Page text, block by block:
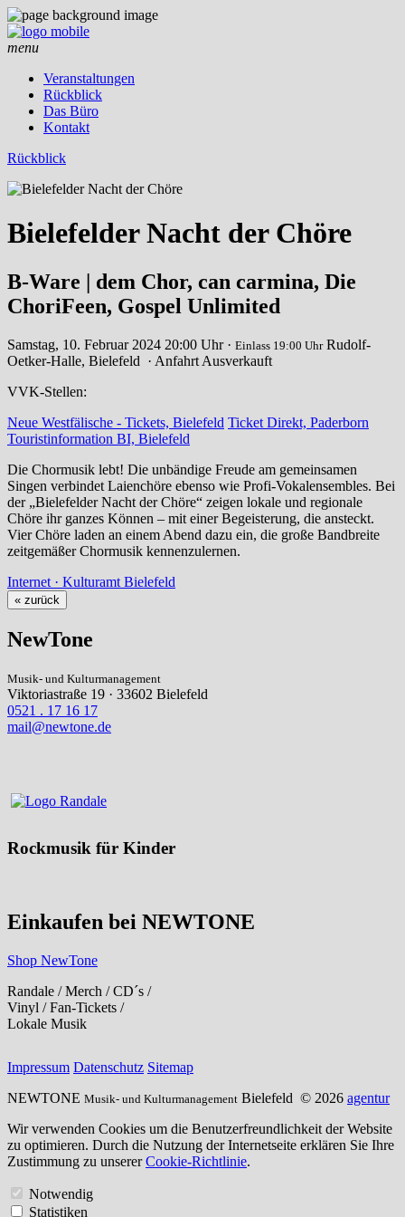
menu
Veranstaltungen
Rückblick
Das Büro
Kontakt
Rückblick
Bielefelder Nacht der Chöre
B-Ware | dem Chor, can carmina, Die
ChoriFeen, Gospel Unlimited
Samstag, 10. Februar 2024 20:00 Uhr · Einlass 19:00 Uhr Rudolf-
Oetker-Halle, Bielefeld · Anfahrt Ausverkauft
VVK-Stellen:
Neue Westfälische - Tickets, Bielefeld Ticket Direkt, Paderborn
Touristinformation BI, Bielefeld
Die Chormusik lebt! Die unbändige Freude am gemeinsamen
Singen verbindet Laienchöre ebenso wie Profi-Vokalensembles. Bei
der „Bielefelder Nacht der Chöre“ zeigen lokale und regionale
Chöre ihr ganzes Können – mit einer Begeisterung, die ansteckt.
Vier Chöre laden an einem Abend dazu ein, die große Bandbreite
zeitgemäßer Chormusik kennenzulernen.
Internet · Kulturamt Bielefeld
« zurück
NewTone
Musik- und Kulturmanagement
Viktoriastraße 19 · 33602 Bielefeld
0521 . 17 16 17
mail@newtone.de
Rockmusik für Kinder
Einkaufen bei NEWTONE
Shop NewTone
Randale / Merch / CD´s /
Vinyl / Fan-Tickets /
Lokale Musik
Impressum Datenschutz Sitemap
NEWTONE Musik- und Kulturmanagement Bielefeld © 2026 agentur
Wir verwenden Cookies um die Benutzerfreundlichkeit der Website
zu optimieren. Durch die Nutzung der Internetseite erklären Sie Ihre
Zustimmung zu unsererCookie-Richtlinie.
Notwendig
Statistiken